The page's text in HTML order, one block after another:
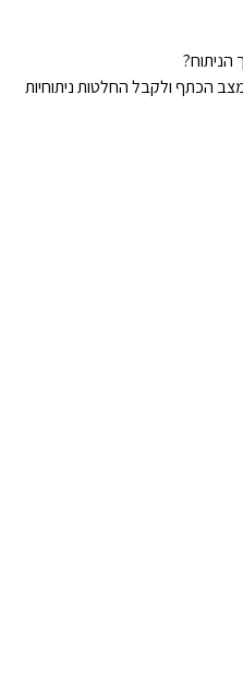
הכתף ולקבל החלטות ניתוחיות